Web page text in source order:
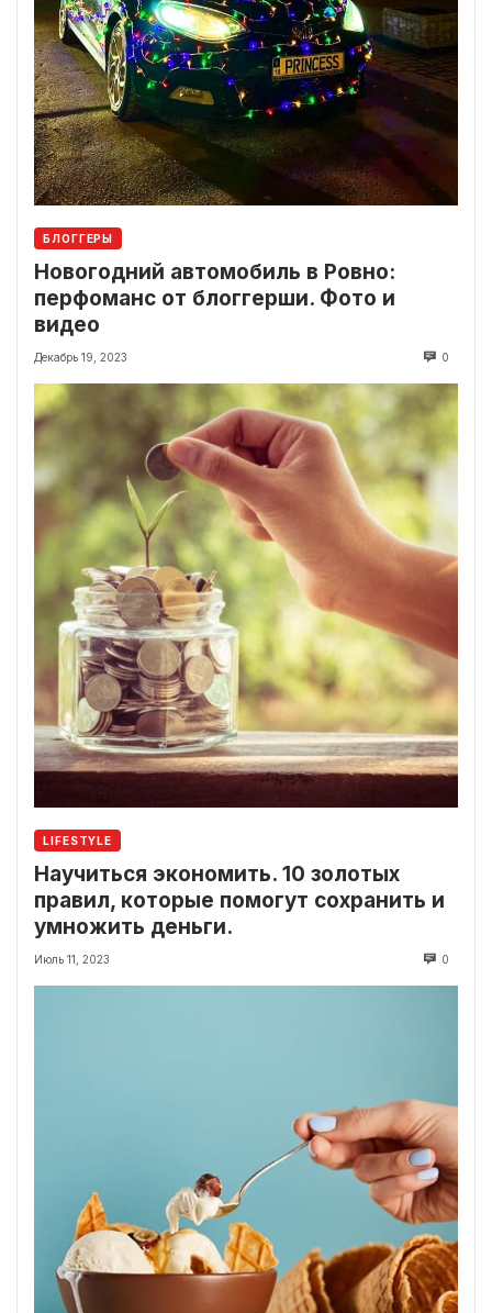
БЛОГГЕРЫ
Новогодний автомобиль в Ровно:
перфоманс от блоггерши. Фото и
видео
Декабрь 19, 2023 0
LIFESTYLE
Научиться экономить. 10 золотых
правил, которые помогут сохранить и
умножить деньги.
Июль 11, 2023 0